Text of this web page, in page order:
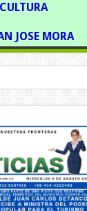
CULTURA
JOSE MORA